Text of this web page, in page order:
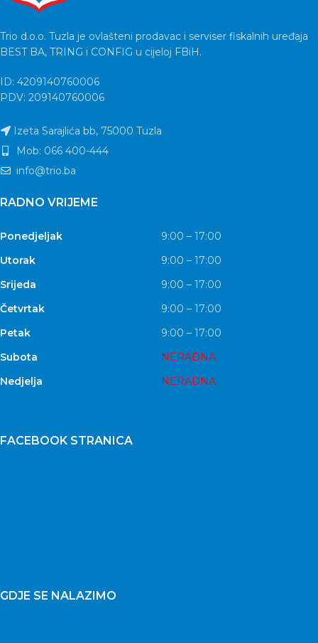
Trio d.o.o. Tuzla je ovlašteni prodavac i serviser fiskalnih uređaja
BEST BA, TRING i CONFIG u cijeloj FBiH.
ID: 4209140760006
PDV: 209140760006
Izeta Sarajlića bb, 75000 Tuzla
Mob: 066 400-444
info@trio.ba
RADNO VRIJEME
Ponedjeljak
9:00 – 17:00
Utorak
9:00 – 17:00
Srijeda
9:00 – 17:00
Četvrtak
9:00 – 17:00
Petak
9:00 – 17:00
Subota
NERADNA
Nedjelja
NERADNA
FACEBOOK STRANICA
GDJE SE NALAZIMO